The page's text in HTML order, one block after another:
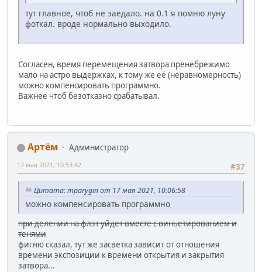
тут главное, чтоб не заедало. на 0.1 я помню луну
фоткал. вроде нормально выходило.
Согласен, время перемещения затвора пренебрежимо
мало на астро выдержках, к тому же её (неравномерность)
можно компенсировать программно.
Важнее чтоб безотказно срабатывал.
Артём
Администратор
#37
17 мая 2021, 10:53:42
Цитата: mparygin от 17 мая 2021, 10:06:58
можно компенсировать программно
при делении на флэт уйдет вместе с виньетированием и
тенями
фигню сказал, тут же засветка зависит от отношения
времени экспозиции к времени открытия и закрытия
затвора...